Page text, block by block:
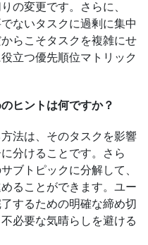
の変更です。さらに、
ないタスクに過剰に集中
らこそタスクを複雑にせ
立つ優先順位マトリック
ヒントは何ですか？
法は、そのタスクを影響
分けることです。さら
ブトピックに分解して、
ることができます。ユー
するための明確な締め切
必要な気晴らしを避ける